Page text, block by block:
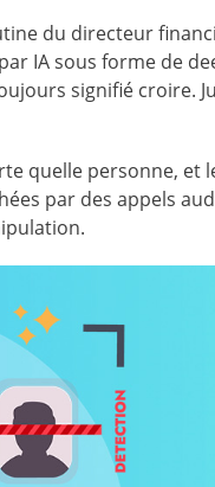
du directeur
IA sous forme de
signifié croire.
quelle personne, et
par des appels